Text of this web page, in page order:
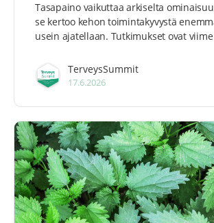
Tasapaino vaikuttaa arkiselta
se kertoo kehon toimintakyvystä
usein ajatellaan. Tutkimukset ovat
TerveysSummit
17.6.2026